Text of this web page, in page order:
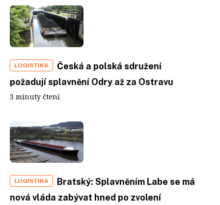
LOGISTIKA
Česká a polská sdružení
požadují splavnění Odry až za Ostravu
3 minuty čtení
LOGISTIKA
Bratský: Splavněním Labe se má
nová vláda zabývat hned po zvolení